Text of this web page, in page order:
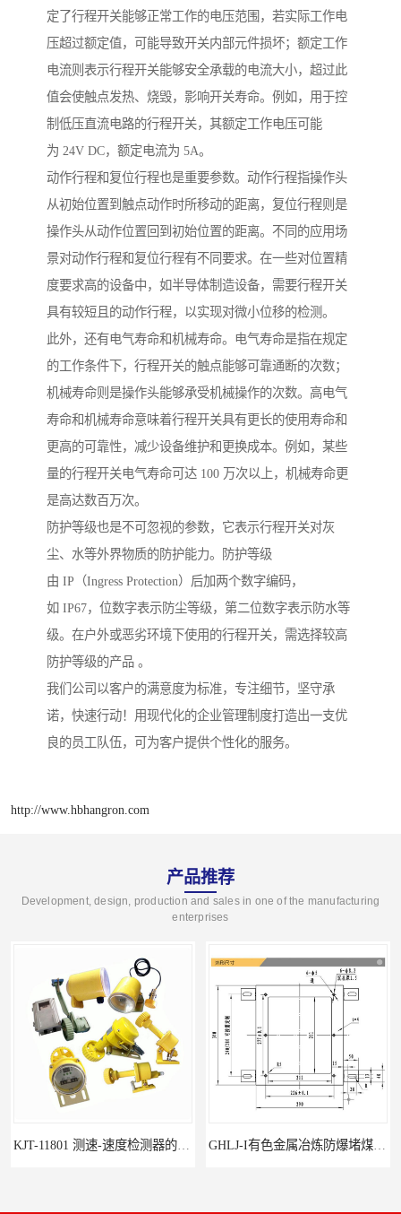
定了行程开关能够正常工作的电压范围，若实际工作电
压超过额定值，可能导致开关内部元件损坏；额定工作
电流则表示行程开关能够安全承载的电流大小，超过此
值会使触点发热、烧毁，影响开关寿命。例如，用于控
制低压直流电路的行程开关，其额定工作电压可能
为 24V DC，额定电流为 5A。
动作行程和复位行程也是重要参数。动作行程指操作头
从初始位置到触点动作时所移动的距离，复位行程则是
操作头从动作位置回到初始位置的距离。不同的应用场
景对动作行程和复位行程有不同要求。在一些对位置精
度要求高的设备中，如半导体制造设备，需要行程开关
具有较短且的动作行程，以实现对微小位移的检测。
此外，还有电气寿命和机械寿命。电气寿命是指在规定
的工作条件下，行程开关的触点能够可靠通断的次数；
机械寿命则是操作头能够承受机械操作的次数。高电气
寿命和机械寿命意味着行程开关具有更长的使用寿命和
更高的可靠性，减少设备维护和更换成本。例如，某些
量的行程开关电气寿命可达 100 万次以上，机械寿命更
是高达数百万次。
防护等级也是不可忽视的参数，它表示行程开关对灰
尘、水等外界物质的防护能力。防护等级
由 IP（Ingress Protection）后加两个数字编码，
如 IP67，位数字表示防尘等级，第二位数字表示防水等
级。在户外或恶劣环境下使用的行程开关，需选择较高
防护等级的产品 。
我们公司以客户的满意度为标准，专注细节，坚守承
诺，快速行动！用现代化的企业管理制度打造出一支优
良的员工队伍，可为客户提供个性化的服务。
http://www.hbhangron.com
产品推荐
Development, design, production and sales in one of the manufacturing
enterprises